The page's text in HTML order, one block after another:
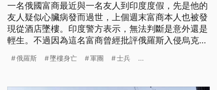
一名俄國富商最近與一名友人到印度度假，先是他的
友人疑似心臟病發而過世，上個週末富商本人也被發
現從酒店墜樓。印度警方表示，無法判斷是意外還是
輕生。不過因為這名富商曾經批評俄羅斯入侵烏克
俄羅斯 墜樓身亡 軍團 士兵 ...